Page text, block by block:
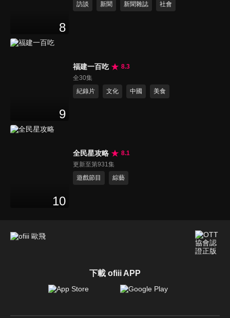
8
訪談
新聞 新聞雜誌 社會
9
福建一百吃
8.3
全30集
紀錄片
文化 中國 美食
10
全民星攻略
8.1
更新至第931集
遊戲節目
綜藝
下載 ofiii APP